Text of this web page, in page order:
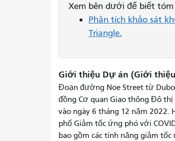
Xem bên dưới để biết
Phân tích khảo sát
Triangle.
Giới thiệu Dự án (Giới
Đoạn đường Noe Street từ
đồng Cơ quan Giao thông Đô thị
vào ngày 6 tháng 12 năm
phố Giảm tốc ứng phó với
bao gồm các tính năng giảm